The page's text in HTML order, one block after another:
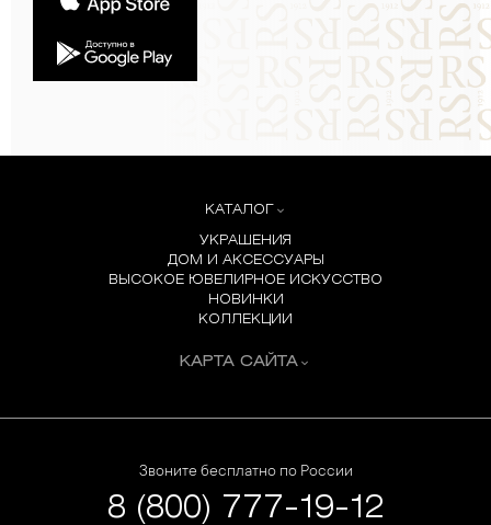
КАТАЛОГ
УКРАШЕНИЯ
ДОМ И АКСЕССУАРЫ
ВЫСОКОЕ ЮВЕЛИРНОЕ ИСКУССТВО
НОВИНКИ
КОЛЛЕКЦИИ
КАРТА САЙТА
Звоните бесплатно по России
8 (800) 777-19-12